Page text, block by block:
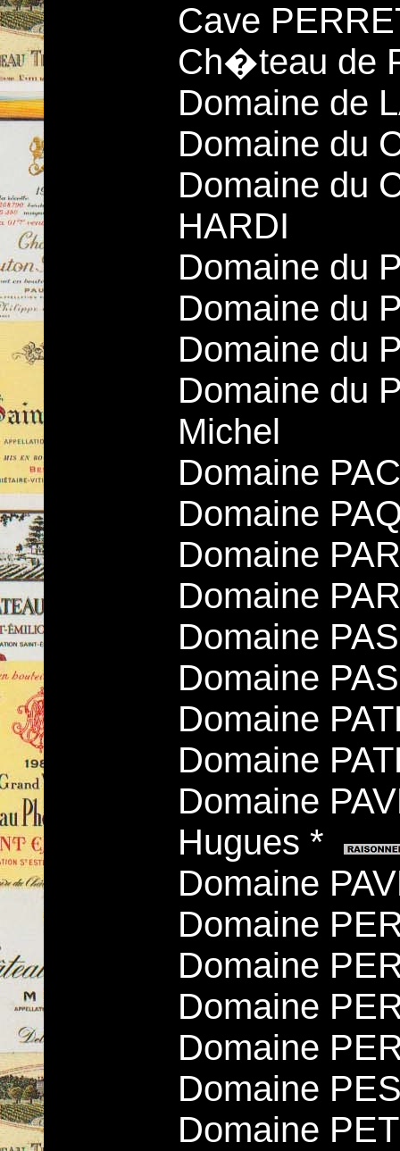
Cave
Ch�teau de
Domaine de
Domaine du
Domaine du
HARDI
Domaine du
Domaine du
Domaine du
Domaine du
Michel
Domaine
Domaine
Domaine
Domaine
Domaine
Domaine
Domaine
Domaine
Domaine
Hugues *
Domaine
Domaine
Domaine
Domaine
Domaine
Domaine
Domaine